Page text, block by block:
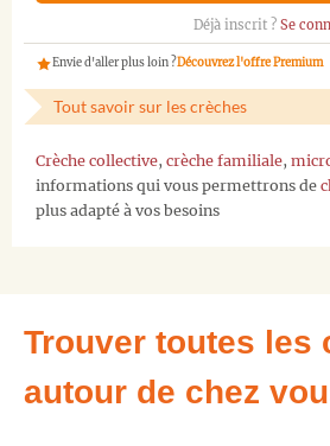
Déjà inscrit ? Se
Envie d'aller plus loin ?Découvrez l'offre Premium
Tout savoir sur les crèches
Crèche collective, crèche familiale,
informations qui vous permettrons de
plus adapté à vos besoins
Trouver toutes les
autour de chez